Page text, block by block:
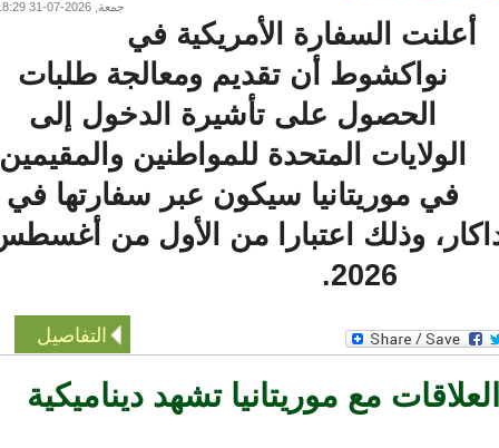
جمعة, 2026-07-31 18:29
السفارة الأمريكية في
نواكشوط أن تقديم ومعالجة طلبات
الحصول على تأشيرة الدخول إلى
الولايات المتحدة للمواطنين والمقيمين
في موريتانيا سيكون عبر سفارتها في
وذلك اعتبارا من الأول من أغسطس
2026.
التفاصيل
مع موريتانيا تشهد ديناميكية